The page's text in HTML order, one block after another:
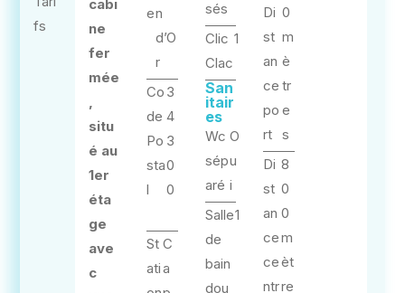
fs
cabi
ne
fer
mée
,
situ
é au
1er
éta
ge
ave
c
en
d’O
r
Co
de
Po
sta
l
3
4
3
0
0
St
ati
C
a
sés
Clic
Clac
1
San
itair
es
Wc
sép
aré
O
u
i
Salle
de
bain
dou
1
Di
st
an
ce
po
rt
0
m
è
tr
e
s
Di
st
an
ce
ce
ntr
8
0
0
m
èt
re